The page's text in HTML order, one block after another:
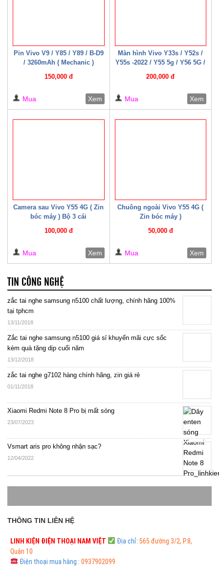
Pin Vivo V9 / Y85 / Y89 / B-D9
/ 3260mAh ( Mechanic )
150,000 đ
Mua Xem
Màn hình Vivo Y33s / Y52s /
Y55s -2022 / Y55 5g / Y56 5G /
Y77e / Y72t / U5 / T2x / T1x /
200,000 đ
Mua Xem
Camera sau Vivo Y55 4G ( Zin
bóc máy ) Bộ 3 cái
100,000 đ
Mua Xem
Chuông ngoài Vivo Y55 4G (
Zin bóc máy )
50,000 đ
Mua Xem
TIN CÔNG NGHỆ
zắc tai nghe samsung n5100 chất lượng, chính hãng 100%
tại tphcm
13/11/2018
Zắc tai nghe samsung n5100 giá sỉ khuyến mãi cực sốc
kèm quà tặng dịp cuối năm
13/12/2018
zắc tai nghe g7102 hàng chính hãng, zin giá rẻ
01/11/2018
Xiaomi Redmi Note 8 Pro bị mất sóng
23/07/2023
Vsmart aris pro không nhận sạc?
12/04/2022
THÔNG TIN LIÊN HỆ
LINH KIỆN ĐIỆN THOẠI NAM VIỆT Địa chỉ: 565 đường 3/2, P.8,
Quận 10
Điện thoại mua hàng : 0937902099